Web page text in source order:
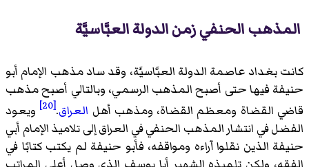
المذهب الحنفي زمن الدولة العبَّاسيَّة
كانت بغداد عاصمة الدولة العبَّاسيَّة، وقد ساد مذهب الإمام أبو
حنيفة فيها حتى أصبح المذهب الرسمي، وبالتالي أصبح مذهب
قاضي القضاة ومعظم القضاة، ومذهب أهل العراق.
[20]
ويعود
الفضل في انتشار المذهب الحنفي في العراق إلى تلاميذ الإمام أبي
حنيفة الذين نقلوا آراءه ومواقفه، فأبو حنيفة لم يكتب كتابًا في